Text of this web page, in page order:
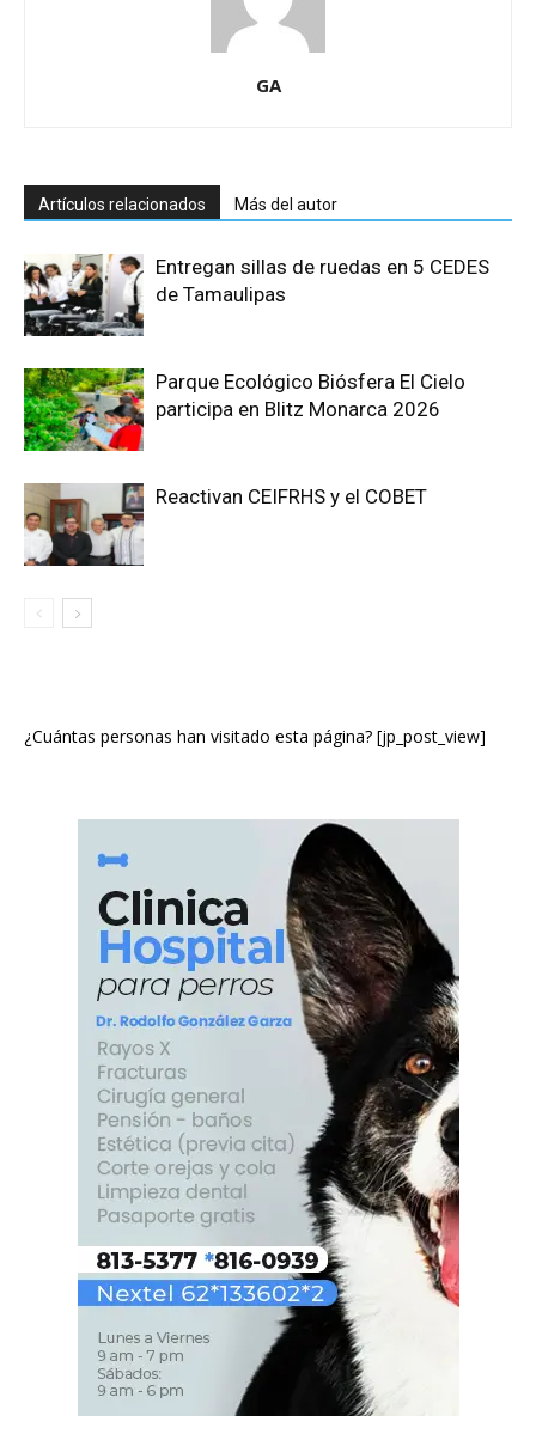
GA
Artículos relacionados Más del autor
Entregan sillas de ruedas en 5 CEDES
de Tamaulipas
Parque Ecológico Biósfera El Cielo
participa en Blitz Monarca 2026
Reactivan CEIFRHS y el COBET
¿Cuántas personas han visitado esta página? [jp_post_view]